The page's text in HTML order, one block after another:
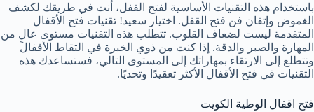
باستخدام هذه التقنيات الأساسية لفتح القفل، أنت في طريقك لكشف
الغموض وإتقان فن فتح القفل. اختيار سعيد! تقنيات فتح الأقفال
المتقدمة ليست لضعاف القلوب. تتطلب هذه التقنيات مستوى عالٍ من
المهارة والصبر والدقة. إذا كنت من ذوي الخبرة في التقاط الأقفال
وتتطلع إلى الارتقاء بمهاراتك إلى المستوى التالي، فستساعدك هذه
التقنيات في فتح الأقفال الأكثر تعقيدًا وتحديًا.
فتح اقفال الوطية الكويت